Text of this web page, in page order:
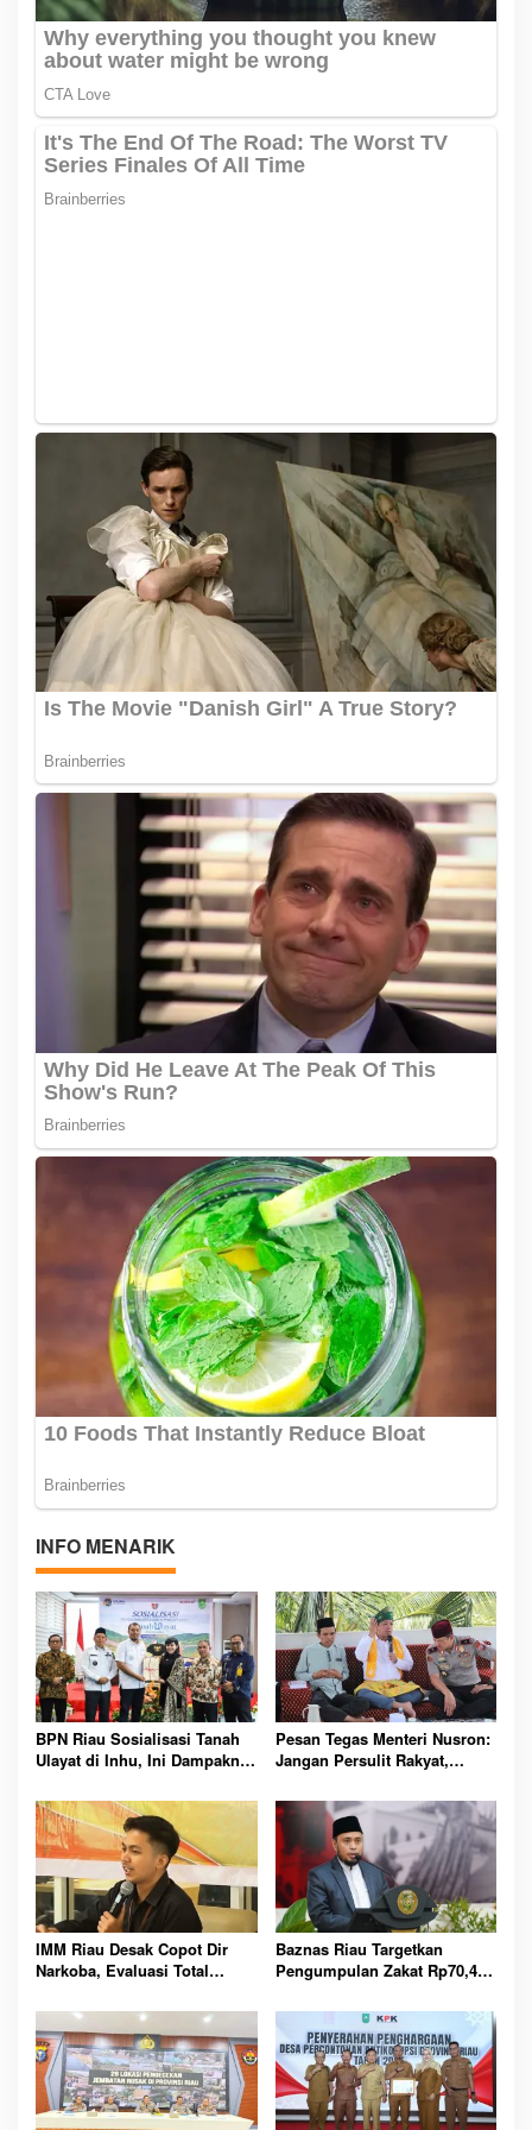
INFO MENARIK
BPN Riau Sosialisasi Tanah
Ulayat di Inhu, Ini Dampaknya
Pesan Tegas Menteri Nusron:
Jangan Persulit Rakyat,
Semua Urusan
IMM Riau Desak Copot Dir
Narkoba, Evaluasi Total
Baznas Riau Targetkan
Pengumpulan Zakat Rp70,4
Mendatang